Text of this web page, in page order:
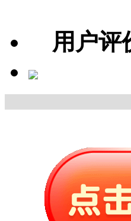
用户评